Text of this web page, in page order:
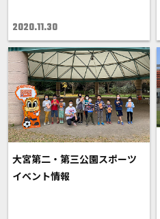
2020.11.30
大宮第二・第三公園スポーツ
イベント情報